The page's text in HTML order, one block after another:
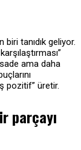
tanıdık geliyor.
ama daha
pozitif” üretir.
parçayı